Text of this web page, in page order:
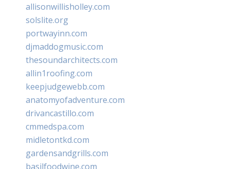
allisonwillisholley.com
solslite.org
portwayinn.com
djmaddogmusic.com
thesoundarchitects.com
allin1roofing.com
keepjudgewebb.com
anatomyofadventure.com
drivancastillo.com
cmmedspa.com
midletontkd.com
gardensandgrills.com
basilfoodwine.com